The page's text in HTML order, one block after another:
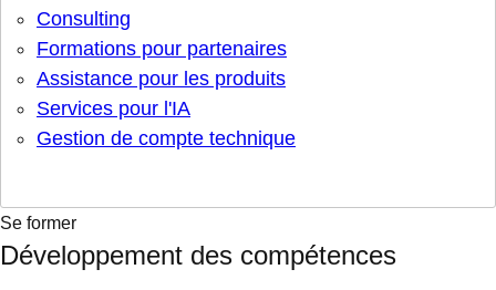
Consulting
Formations pour partenaires
Assistance pour les produits
Services pour l'IA
Gestion de compte technique
Se former
Développement des compétences